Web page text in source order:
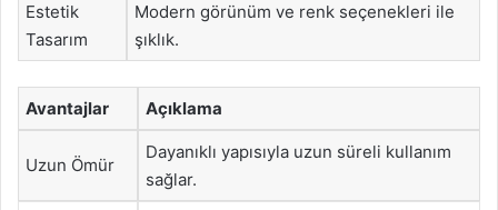
Estetik
Tasarım
Modern görünüm ve renk seçenekleri ile
şıklık.
Avantajlar Açıklama
Uzun Ömür
Dayanıklı yapısıyla uzun süreli kullanım
sağlar.